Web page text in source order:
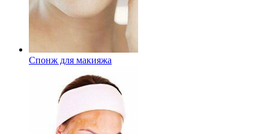
Спонж для макияжа